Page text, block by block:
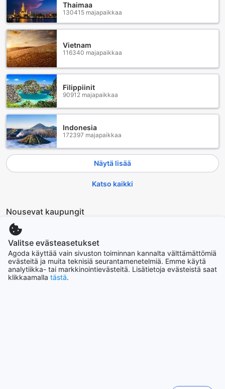
Thaimaa
130415 majapaikkaa
Vietnam
116340 majapaikkaa
Filippiinit
90912 majapaikkaa
Indonesia
172397 majapaikkaa
Näytä lisää
Katso kaikki
Nousevat kaupungit
Soul
Etelä-Korea
Sydney
Valitse evästeasetukset
Agoda käyttää vain sivuston toiminnan kannalta välttämättömiä
evästeitä ja muita teknisiä seurantamenetelmiä. Emme käytä
analytiikka- tai markkinointievästeitä. Lisätietoja evästeistä saat
klikkaamalla tästä.